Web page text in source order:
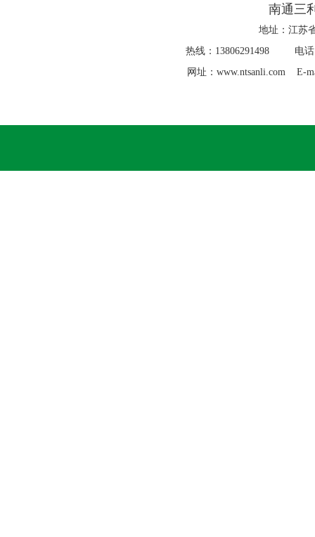
南通三
地址：江苏
热线：13806291498 电话
网址：www.ntsanli.com E-